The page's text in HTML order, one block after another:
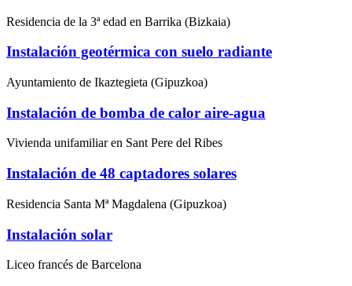
Residencia de la 3ª edad en Barrika (Bizkaia)
Instalación geotérmica con suelo radiante
Ayuntamiento de Ikaztegieta (Gipuzkoa)
Instalación de bomba de calor aire-agua
Vivienda unifamiliar en Sant Pere del Ribes
Instalación de 48 captadores solares
Residencia Santa Mª Magdalena (Gipuzkoa)
Instalación solar
Liceo francés de Barcelona